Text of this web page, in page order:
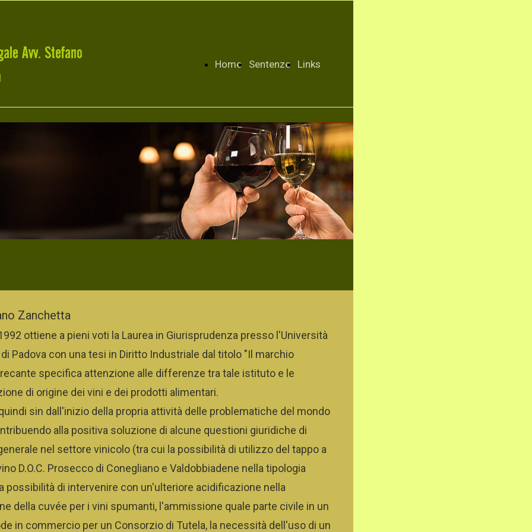
Home Sentenze Links
Zanchetta
ottiene a pieni voti la Laurea in Giurisprudenza presso l'Università
Padova con una tesi in Diritto Industriale dal titolo "Il marchio
specifica attenzione alle differenze tra tale istituto e le
di origine dei vini e dei prodotti alimentari.
sin dall'inizio della propria attività delle problematiche del mondo
alla positiva soluzione di alcune questioni giuridiche di
nel settore vinicolo (tra cui la possibilità di utilizzo del tappo a
D.O.C. Prosecco di Conegliano e Valdobbiadene nella tipologia
possibilità di intervenire con un'ulteriore acidificazione nella
della cuvée per i vini spumanti, l'ammissione quale parte civile in un
in commercio per un Consorzio di Tutela, la necessità dell'uso di un